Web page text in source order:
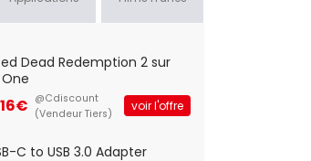
Dead Redemption 2 sur
16€ @Cdiscount
(Vendeur Tiers)
voir l'offre
C to USB 3.0 Adapter